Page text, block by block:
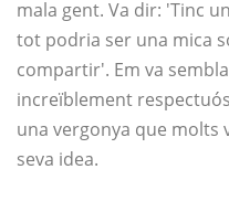
mala gent. Va dir: 'Tinc
tot podria ser una mica
compartir'. Em va
increïblement
una vergonya que molts
seva idea.